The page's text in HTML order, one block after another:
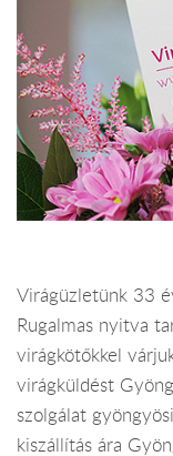
Virágüzletünk 33
Rugalmas nyitva
virágkötőkkel
virágküldést
szolgálat
kiszállítás ára